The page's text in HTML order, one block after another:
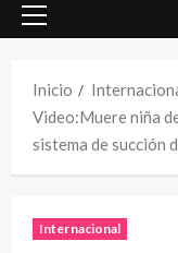
Menú
Inicio
Video:Muere niña
sistema de succión
Internacional